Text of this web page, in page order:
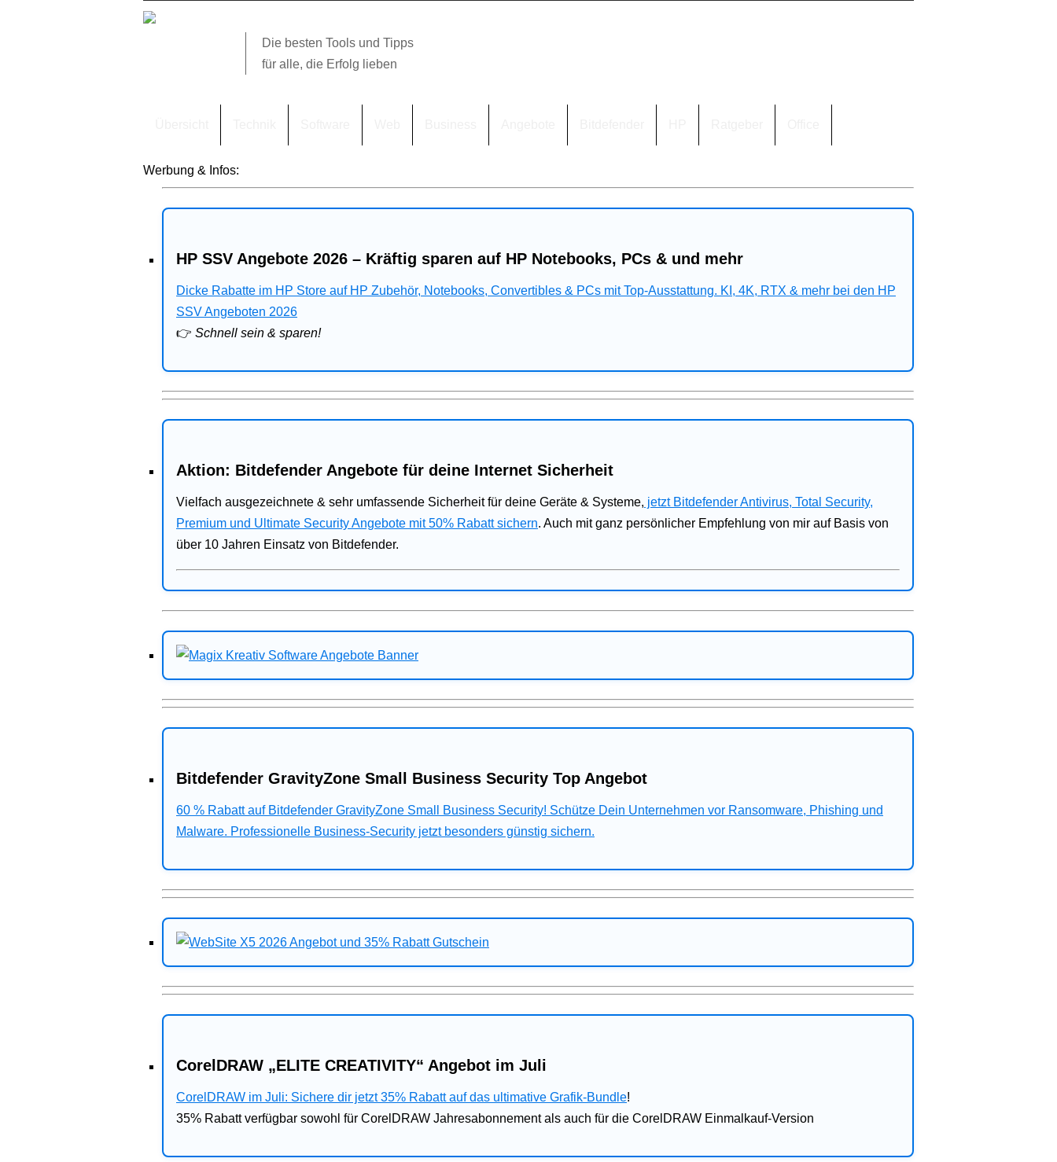
Die besten Tools und Tipps
für alle, die Erfolg lieben
Werbung & Infos:
HP SSV Angebote 2026 – Kräftig sparen auf HP Notebooks, PCs & und mehr
Dicke Rabatte im HP Store auf HP Zubehör, Notebooks, Convertibles & PCs mit Top-Ausstattung. KI, 4K, RTX & mehr bei den HP
SSV Angeboten 2026
👉 Schnell sein & sparen!
Aktion: Bitdefender Angebote für deine Internet Sicherheit
Vielfach ausgezeichnete & sehr umfassende Sicherheit für deine Geräte & Systeme, jetzt Bitdefender Antivirus, Total Security,
Premium und Ultimate Security Angebote mit 50% Rabatt sichern. Auch mit ganz persönlicher Empfehlung von mir auf Basis von
über 10 Jahren Einsatz von Bitdefender.
Bitdefender GravityZone Small Business Security Top Angebot
60 % Rabatt auf Bitdefender GravityZone Small Business Security! Schütze Dein Unternehmen vor Ransomware, Phishing und
Malware. Professionelle Business-Security jetzt besonders günstig sichern.
CorelDRAW „ELITE CREATIVITY“ Angebot im Juli
CorelDRAW im Juli: Sichere dir jetzt 35% Rabatt auf das ultimative Grafik-Bundle!
35% Rabatt verfügbar sowohl für CorelDRAW Jahresabonnement als auch für die CorelDRAW Einmalkauf-Version